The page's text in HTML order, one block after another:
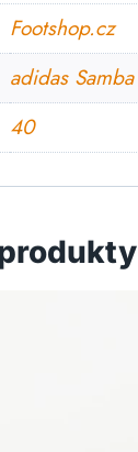
Footshop.cz
adidas Samba
40